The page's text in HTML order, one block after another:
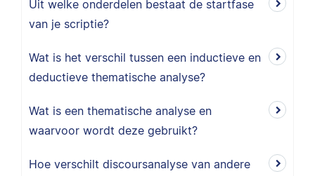
Uit welke onderdelen bestaat de startfase
van je scriptie?
Wat is het verschil tussen een inductieve en
deductieve thematische analyse?
Wat is een thematische analyse en
waarvoor wordt deze gebruikt?
Hoe verschilt discoursanalyse van andere